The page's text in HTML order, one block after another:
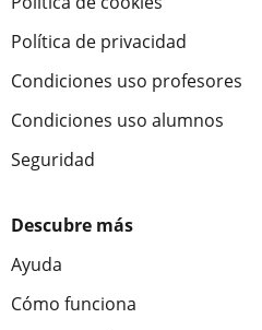
Política de privacidad
Condiciones uso profesores
Condiciones uso alumnos
Seguridad
Descubre más
Ayuda
Cómo funciona